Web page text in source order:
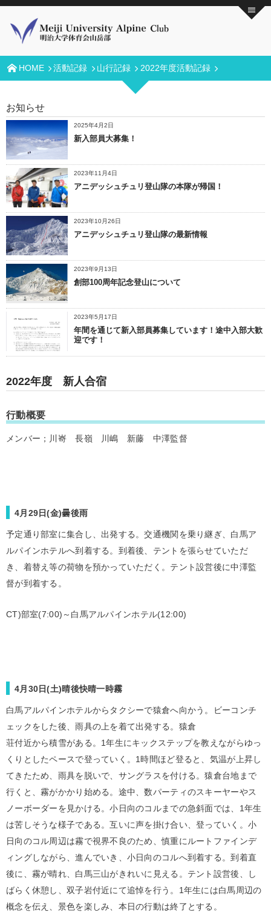
HOME 活動記録 山行記録 2022年度活動記録
お知らせ
2025年4月2日
新入部員大募集！
2023年11月4日
アニデッシュチュリ登山隊の本隊が帰国！
2023年10月26日
アニデッシュチュリ登山隊の最新情報
2023年9月13日
創部100周年記念登山について
2023年5月17日
年間を通じて新入部員募集しています！途中入部大歓
迎です！
2022年度 新人合宿
行動概要
メンバー；川㟢 長嶺 川嶋 新藤 中澤監督
4月29日(金)曇後雨
予定通り部室に集合し、出発する。交通機関を乗り継ぎ、白馬ア
ルパインホテルへ到着する。到着後、テントを張らせていただ
き、着替え等の荷物を預かっていただく。テント設営後に中澤監
督が到着する。
CT)部室(7:00)～白馬アルパインホテル(12:00)
4月30日(土)晴後快晴一時霧
白馬アルパインホテルからタクシーで猿倉へ向かう。ビーコンチ
ェックをした後、雨具の上を着て出発する。猿倉
荘付近から積雪がある。1年生にキックステップを教えながらゆっ
くりとしたペースで登っていく。1時間ほど登ると、気温が上昇し
てきたため、雨具を脱いで、サングラスを付ける。猿倉台地まで
行くと、霧がかかり始める。途中、数パーティのスキーヤーやス
ノーボーダーを見かける。小日向のコルまでの急斜面では、1年生
は苦しそうな様子である。互いに声を掛け合い、登っていく。小
日向のコル周辺は霧で視界不良のため、慎重にルートファインデ
ィングしながら、進んでいき、小日向のコルへ到着する。到着直
後に、霧が晴れ、白馬三山がきれいに見える。テント設営後、し
ばらく休憩し、双子岩付近にて追悼を行う。1年生には白馬周辺の
概念を伝え、景色を楽しみ、本日の行動は終了とする。